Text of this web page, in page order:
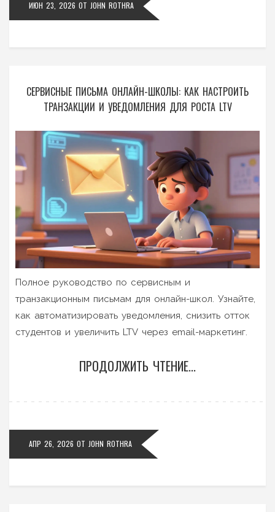
ИЮН 23, 2026 ОТ JOHN ROTHRA
СЕРВИСНЫЕ ПИСЬМА ОНЛАЙН-ШКОЛЫ: КАК НАСТРОИТЬ
ТРАНЗАКЦИИ И УВЕДОМЛЕНИЯ ДЛЯ РОСТА LTV
Полное руководство по сервисным и
транзакционным письмам для онлайн-школ. Узнайте,
как автоматизировать уведомления, снизить отток
студентов и увеличить LTV через email-маркетинг.
ПРОДОЛЖИТЬ ЧТЕНИЕ...
АПР 26, 2026 ОТ JOHN ROTHRA